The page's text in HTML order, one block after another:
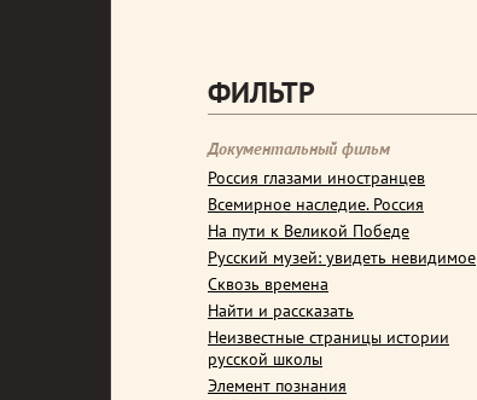
ФИЛЬТР
Документальный фильм
Россия глазами иностранцев
Всемирное наследие. Россия
На пути к Великой Победе
Русский музей: увидеть невидимое
Сквозь времена
Найти и рассказать
Неизвестные страницы истории
русской школы
Элемент познания